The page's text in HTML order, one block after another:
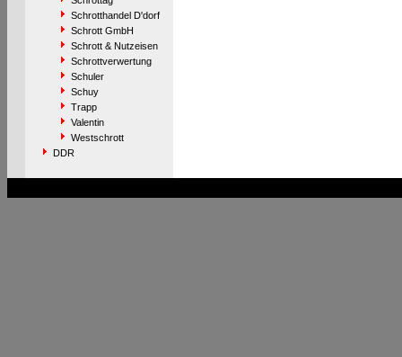
Schrotthandel D'dorf
Schrott GmbH
Schrott & Nutzeisen
Schrottverwertung
Schuler
Schuy
Trapp
Valentin
Westschrott
DDR